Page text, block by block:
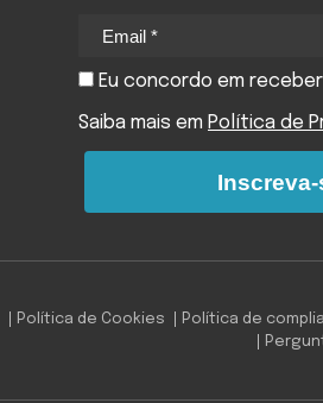
Eu concordo em
Saiba mais em Política de
Inscreva-
Política de Cookies Política de